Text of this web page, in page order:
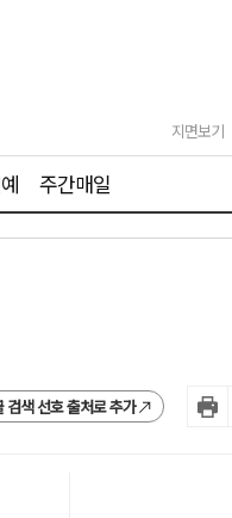
지면보기
주간매일
검색 선호 출처로 추가